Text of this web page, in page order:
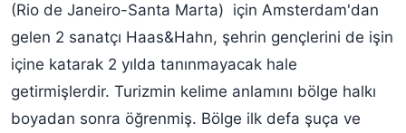
(Rio de Janeiro-Santa Marta) için Amsterdam'dan
gelen 2 sanatçı Haas&Hahn, şehrin gençlerini de işin
içine katarak 2 yılda tanınmayacak hale
getirmişlerdir. Turizmin kelime anlamını bölge halkı
boyadan sonra öğrenmiş. Bölge ilk defa şuça ve